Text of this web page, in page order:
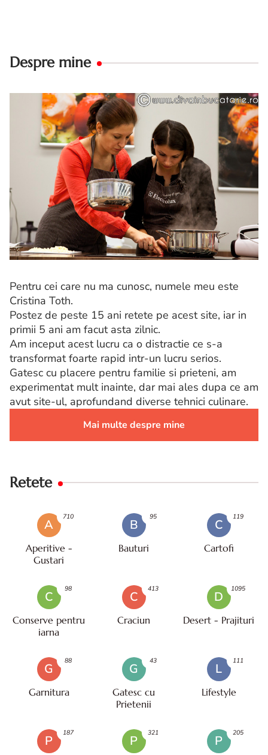
Despre mine
Pentru cei care nu ma cunosc, numele meu este
Cristina Toth.
Postez de peste 15 ani retete pe acest site, iar in
primii 5 ani am facut asta zilnic.
Am inceput acest lucru ca o distractie ce s-a
transformat foarte rapid intr-un lucru serios.
Gatesc cu placere pentru familie si prieteni, am
experimentat mult inainte, dar mai ales dupa ce am
avut site-ul, aprofundand diverse tehnici culinare.
Mai multe despre mine
Retete
A
Aperitive -
Gustari
710
B
Bauturi
95
C
Cartofi
119
C
Conserve pentru
iarna
98
C
Craciun
413
D
Desert - Prajituri
1095
G
Garnitura
88
G
Gatesc cu
Prietenii
43
L
Lifestyle
111
P
187
P
321
P
205